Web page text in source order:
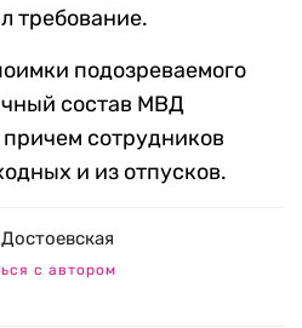
требование.
подозреваемого
состав МВД
сотрудников
и из отпусков.
с автором